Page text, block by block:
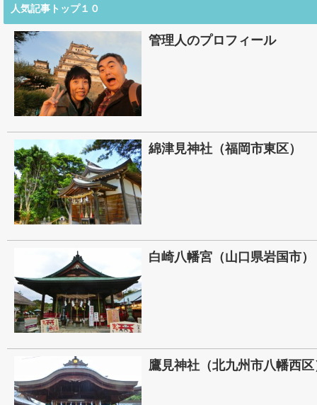
人気記事トップ１０
管理人のプロフィール
綿津見神社（福岡市東区）
白崎八幡宮（山口県岩国市）
鷹見神社（北九州市八幡西区